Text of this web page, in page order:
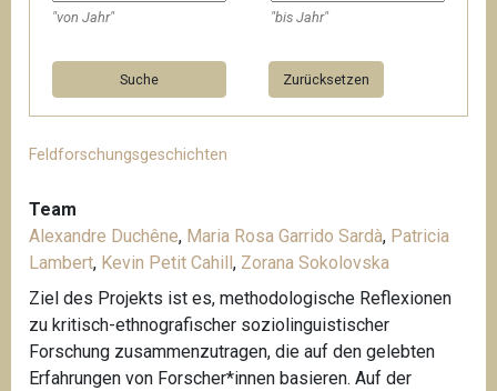
"von Jahr" "bis Jahr"
Zurücksetzen
Feldforschungsgeschichten
Team
Alexandre Duchêne, Maria Rosa Garrido Sardà, Patricia
Lambert, Kevin Petit Cahill , Zorana Sokolovska
Ziel des Projekts ist es, methodologische Reflexionen
zu kritisch-ethnografischer soziolinguistischer
Forschung zusammenzutragen, die auf den gelebten
Erfahrungen von Forscher*innen basieren. Auf der